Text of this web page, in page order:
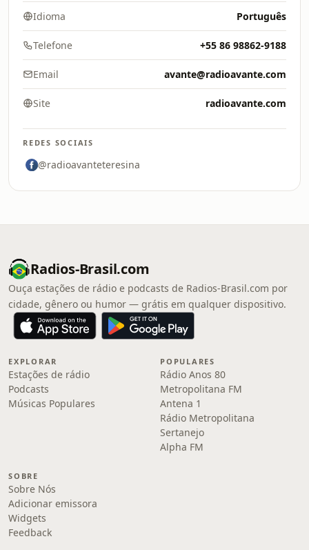
Idioma Português
Telefone +55 86 98862-9188
Email avante@radioavante.com
Site radioavante.com
REDES SOCIAIS
@radioavanteteresina
Radios-Brasil.com
Ouça estações de rádio e podcasts de Radios-Brasil.com por
cidade, gênero ou humor — grátis em qualquer dispositivo.
EXPLORAR
Estações de rádio
Podcasts
Músicas Populares
POPULARES
Rádio Anos 80
Metropolitana FM
Antena 1
Rádio Metropolitana
Sertanejo
Alpha FM
SOBRE
Sobre Nós
Adicionar emissora
Widgets
Feedback